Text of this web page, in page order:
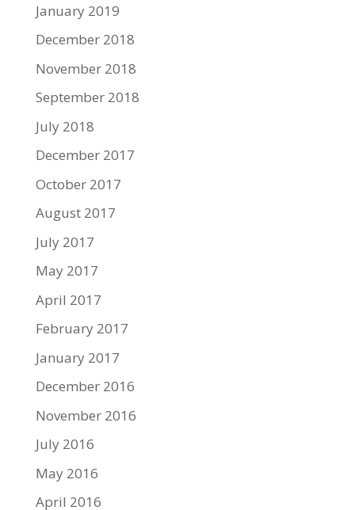
January 2019
December 2018
November 2018
September 2018
July 2018
December 2017
October 2017
August 2017
July 2017
May 2017
April 2017
February 2017
January 2017
December 2016
November 2016
July 2016
May 2016
April 2016